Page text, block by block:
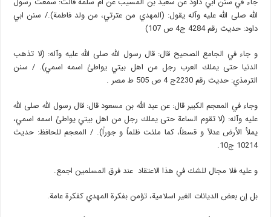
الله صلى الله عليه وآله يقول: (المهدي من عترتي، من ولد فاطمة)./ سنن ابي
داود: حديث رقم 4284 ج4 ص 107)
و جاء في الجامع الصحيح قال: قال رسول الله صلى الله عليه وآله: (لا تذهب
الدنيا حتى يملك العرب رجل من اهل بيتي يواطئ اسمه اسمي). / سنن
الترمذي: حديث رقم 2230ج 4 ص 505 ط مصر .
وجاء في المعجم الكبير قال: عن عبد الله بن مسعود قال: قال رسول الله صلى الله
عليه وآله: (لا تقوم الساعة حتى يملك رجل من اهل بيتي يواطئ اسمه اسمي،
يملأ الأرض عدلاً و قسطاً، كما ملئت ظلماً و جوراً). / المعجم للحافظ: حديث
10214 ج10.
و عليه فلا مجال للشك في هذا الاعتقاد عند فرق المسلمين اجمع.
بل إن بعض الديانات الغير اسلامية، تؤمن بفكرة المهدي كفكرة عامة.